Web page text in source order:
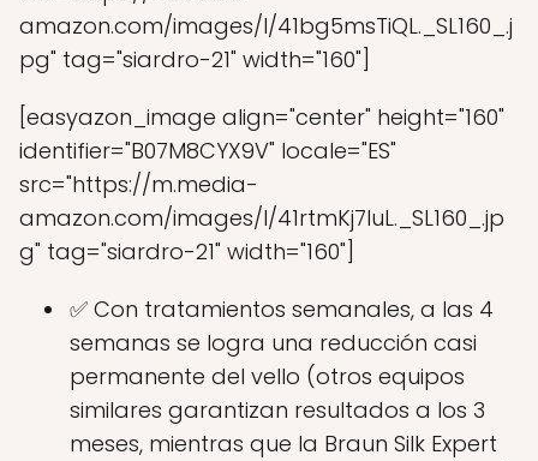
amazon.com/images/I/41bg5msTiQL._SL160_.j
pg" tag="siardro-21" width="160"]
[easyazon_image align="center" height="160"
identifier="B07M8CYX9V" locale="ES"
src="https://m.media-
amazon.com/images/I/41rtmKj7IuL._SL160_.jp
g" tag="siardro-21" width="160"]
✅ Con tratamientos semanales, a las 4
semanas se logra una reducción casi
permanente del vello (otros equipos
similares garantizan resultados a los 3
meses, mientras que la Braun Silk Expert